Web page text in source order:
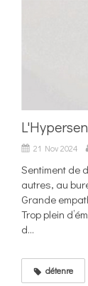
21 Nov 2024
Sentiment de
autres, au
Grande
Trop plein
d...
détenre